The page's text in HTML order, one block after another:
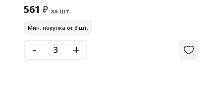
561 ₽ за шт.
Мин. покупка от 3 шт.
- +